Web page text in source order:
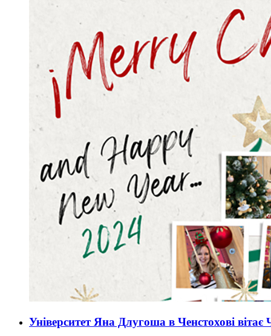
Університет Яна Длугоша в Ченстохові